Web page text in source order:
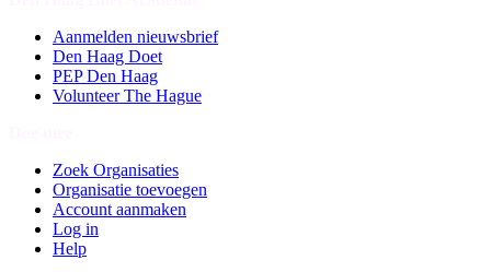
Aanmelden nieuwsbrief
Den Haag Doet
PEP Den Haag
Volunteer The Hague
Zoek Organisaties
Organisatie toevoegen
Account aanmaken
Log in
Help